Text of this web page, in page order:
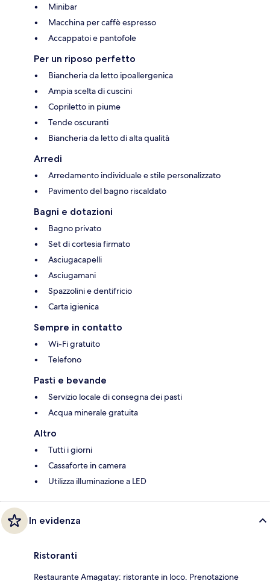
Minibar
Macchina per caffè espresso
Accappatoi e pantofole
Per un riposo perfetto
Biancheria da letto ipoallergenica
Ampia scelta di cuscini
Copriletto in piume
Tende oscuranti
Biancheria da letto di alta qualità
Arredi
Arredamento individuale e stile personalizzato
Pavimento del bagno riscaldato
Bagni e dotazioni
Bagno privato
Set di cortesia firmato
Asciugacapelli
Asciugamani
Spazzolini e dentifricio
Carta igienica
Sempre in contatto
Wi-Fi gratuito
Telefono
Pasti e bevande
Servizio locale di consegna dei pasti
Acqua minerale gratuita
Altro
Tutti i giorni
Cassaforte in camera
Utilizza illuminazione a LED
In evidenza
Ristoranti
Restaurante Amagatay: ristorante in loco. Prenotazione